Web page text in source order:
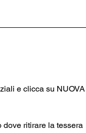
e clicca su NUOVA
ritirare la tessera